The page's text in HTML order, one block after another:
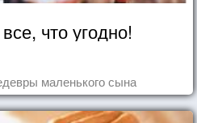
что угодно!
маленького сына